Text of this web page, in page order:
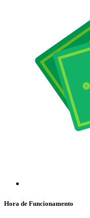
Hora de Funcionamento